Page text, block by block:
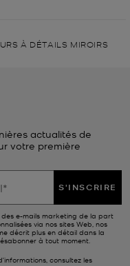
À DÉTAILS MIROIRS
actualités de
votre première
S'INSCRIRE
des e-mails marketing de la part
via nos sites Web, nos
décrit plus en détail dans la
à tout moment.
consultez les